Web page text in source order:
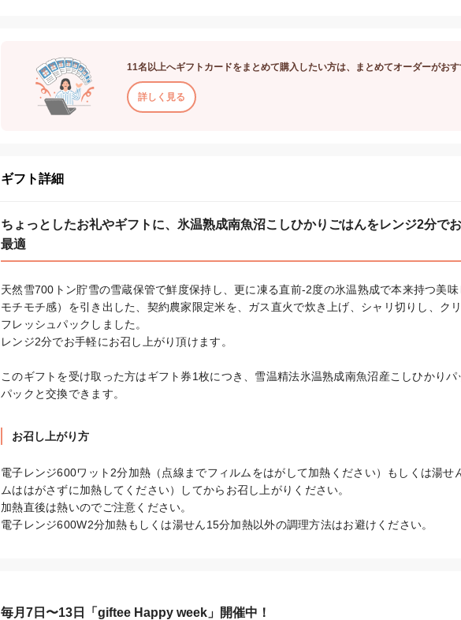
11名以上へギフトカードをまとめて購入したい方は、まとめてオーダーがおす
詳しく見る
ギフト詳細
ちょっとしたお礼やギフトに、氷温熟成南魚沼こしひかりごはんをレンジ2分で
最適
天然雪700トン貯雪の雪蔵保管で鮮度保持し、更に凍る直前-2度の氷温熟成で本来持つ美味
モチモチ感）を引き出した、契約農家限定米を、ガス直火で炊き上げ、シャリ切りし、ク
フレッシュパックしました。
レンジ2分でお手軽にお召し上がり頂けます。
このギフトを受け取った方はギフト券1枚につき、雪温精法氷温熟成南魚沼産こしひかり
パックと交換できます。
お召し上がり方
電子レンジ600ワット2分加熱（点線までフィルムをはがして加熱ください）もしくは湯せ
ムははがさずに加熱してください）してからお召し上がりください。
加熱直後は熱いのでご注意ください。
電子レンジ600W2分加熱もしくは湯せん15分加熱以外の調理方法はお避けください。
毎月7日〜13日「giftee Happy week」開催中！